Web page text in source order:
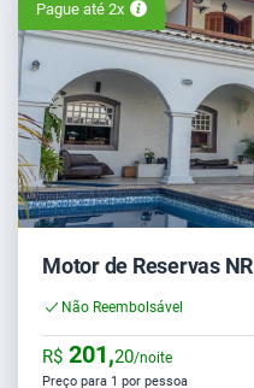
Pague até 2x
Motor de Reservas NR
Não Reembolsável
R$ 201,20/noite
Preço para 1 por pessoa